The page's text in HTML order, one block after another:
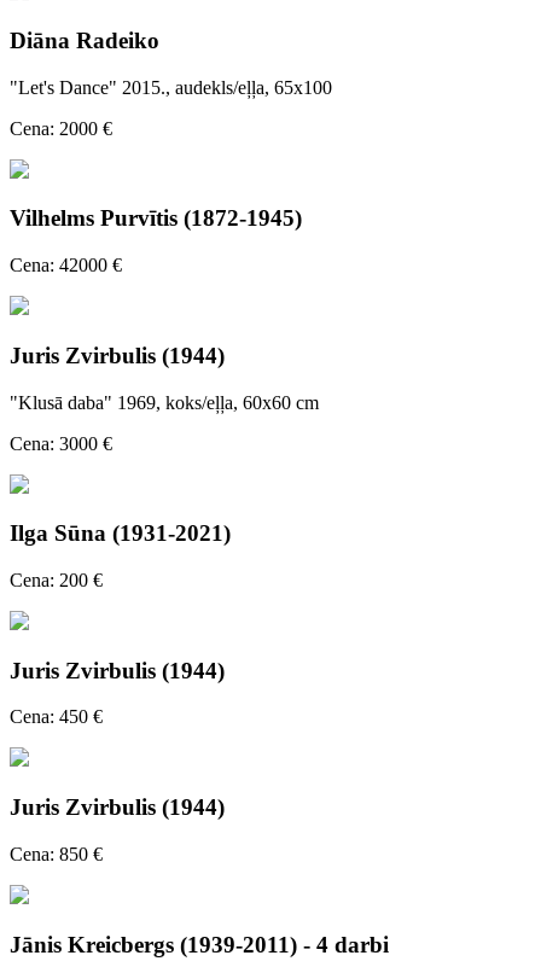
Diāna Radeiko
"Let's Dance" 2015., audekls/eļļa, 65x100
Cena: 2000 €
Vilhelms Purvītis (1872-1945)
Cena: 42000 €
Juris Zvirbulis (1944)
"Klusā daba" 1969, koks/eļļa, 60x60 cm
Cena: 3000 €
Ilga Sūna (1931-2021)
Cena: 200 €
Juris Zvirbulis (1944)
Cena: 450 €
Juris Zvirbulis (1944)
Cena: 850 €
Jānis Kreicbergs (1939-2011) - 4 darbi